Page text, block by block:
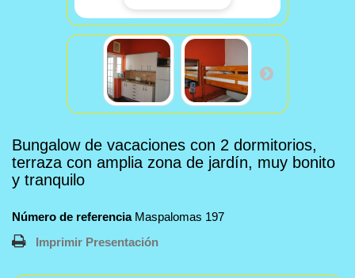
Bungalow de vacaciones con 2 dormitorios,
terraza con amplia zona de jardín, muy bonito
y tranquilo
Número de referencia Maspalomas 197
Imprimir Presentación